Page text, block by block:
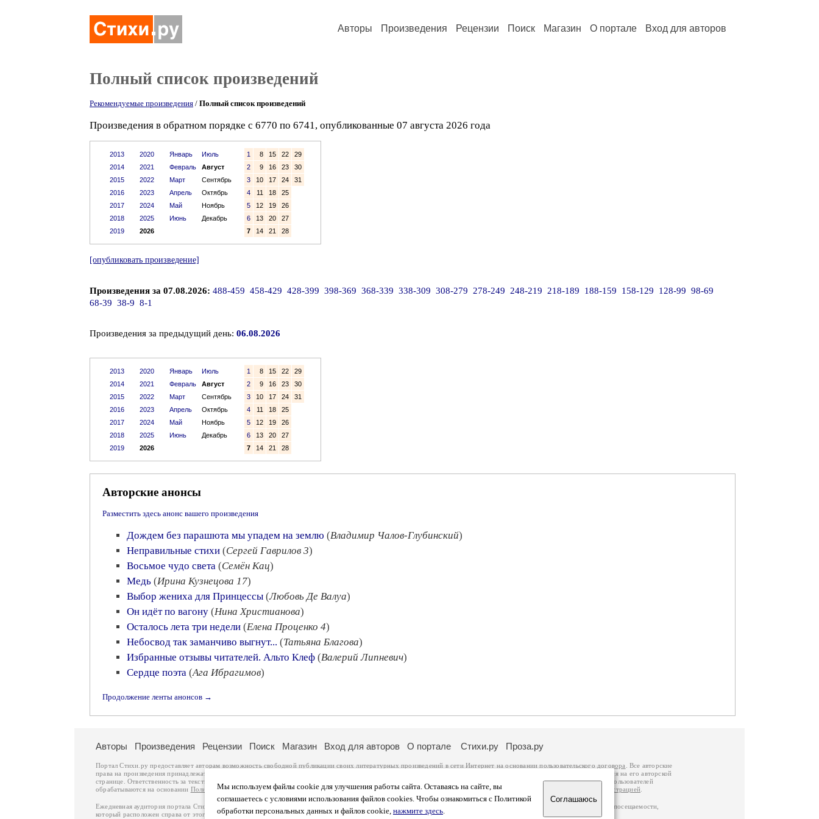
Авторы Произведения Рецензии Поиск Магазин О портале Вход для авторов
Полный список произведений
Рекомендуемые произведения / Полный список произведений
Произведения в обратном порядке с 6770 по 6741, опубликованные 07 августа 2026 года
2013
2014
2015
2016
2017
2018
2019
2020
2021
2022
2023
2024
2025
2026
Январь
Июль
Февраль
Август
Март
Сентябрь
Апрель
Октябрь
Май
Ноябрь
Июнь
Декабрь
1 8 15 22
29
2
9 16 23
30
3
10 17 24
31
4
11 18
25
5
12 19
26
6
13 20
27
7
14 21 28
[опубликовать произведение]
Произведения за 07.08.2026: 488-459 458-429 428-399 398-369 368-339 338-309 308-279 278-249 248-219 218-189 188-159 158-129 128-99 98-69
68-39 38-9 8-1
Произведения за предыдущий день: 06.08.2026
2013
2014
2015
2016
2017
2018
2019
2020
2021
2022
2023
2024
2025
2026
Январь
Июль
Февраль
Август
Март
Сентябрь
Апрель
Октябрь
Май
Ноябрь
Июнь
Декабрь
1 8 15 22
29
2
9 16 23
30
3
10 17 24
31
4
11 18
25
5
12 19
26
6
13 20
27
7
14 21 28
Авторские анонсы
Разместить здесь анонс вашего произведения
Дождем без парашюта мы упадем на землю (Владимир Чалов-Глубинский)
Неправильные стихи (Сергей Гаврилов 3)
Восьмое чудо света (Семён Кац)
Медь (Ирина Кузнецова 17)
Выбор жениха для Принцессы (Любовь Де Валуа)
Он идёт по вагону (Нина Христианова)
Осталось лета три недели (Елена Проценко 4)
Небосвод так заманчиво выгнут... (Татьяна Благова)
Избранные отзывы читателей. Альто Клеф (Валерий Липневич)
Сердце поэта (Ага Ибрагимов)
Продолжение ленты анонсов →
Мы используем файлы cookie для улучшения работы сайта. Оставаясь на сайте, вы
соглашаетесь с условиями использования файлов cookies. Чтобы ознакомиться с Политикой
обработки персональных данных и файлов cookie, нажмите здесь.
Соглашаюсь
Авторы Произведения Рецензии Поиск Магазин Вход для авторов О портале Стихи.ру Проза.ру
Портал Стихи.ру предоставляет авторам возможность свободной публикации своих литературных произведений в сети Интернет на основаниипользовательского договора
. Все авторские
права на произведения принадлежат авторам и охраняются
. Перепечатка произведений возможна только с согласия его автора, к которому вы можете обратиться на его авторской
странице. Ответственность за тексты произведений авторы несут самостоятельно на основании
законодательства Российской Федерации. Данные пользователей
обрабатываются на основании Политики обработки персональных данных. Вы также можете посмотреть более подробнуюинформацию о портале связаться с администрацией
Ежедневная аудитория портала Стихи.ру – порядка 200 тысяч посетителей, которые в общей сумме просматривают более двух миллионов страниц по данным счетчика посещаемости,
который расположен справа от этого текста. В каждой графе указано по две цифры: количество просмотров и количество посетителей.